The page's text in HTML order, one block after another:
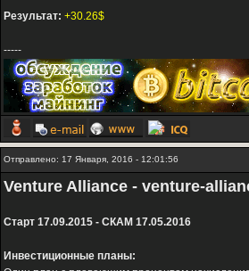
Результат: +30.26$
-----
Отправлено: 17 Января, 2016 - 12:01:56
Venture Alliance - venture-
Старт 17.09.2015 - СКАМ 17.05.2016
Инвестиционные планы: